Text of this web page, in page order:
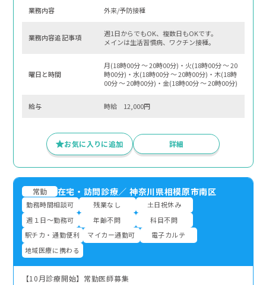
業務内容 外来/予防接種
業務内容追記事項
週1日からでもOK、複数日もOKです。
メインは生活習慣病、ワクチン接種。
曜⽇と時間
月(18時00分 〜 20時00分)・火(18時00分 〜 20
時00分)・水(18時00分 〜 20時00分)・木(18時
00分 〜 20時00分)・金(18時00分 〜 20時00分)
給与 時給 12,000円
お気に入りに追加 詳細
常勤 在宅・訪問診療／ 神奈川県相模原市南区
勤務時間相談可 残業なし
土日祝休み
週１日～勤務可
年齢不問
科目不問
駅チカ・通勤便利
マイカー通勤可
電子カルテ
地域医療に携わる
【10月診療開始】常勤医師募集